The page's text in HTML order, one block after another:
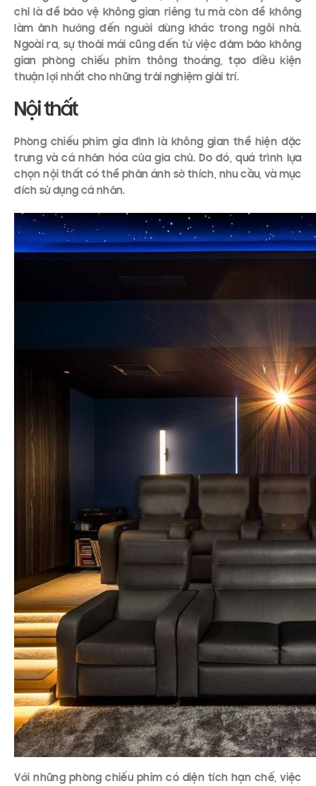
chỉ là để bảo vệ không gian riêng tư mà còn để không
làm ảnh hưởng đến người dùng khác trong ngôi nhà.
Ngoài ra, sự thoải mái cũng đến từ việc đảm bảo không
gian phòng chiếu phim thông thoáng, tạo điều kiện
thuận lợi nhất cho những trải nghiệm giải trí.
Nội thất
Phòng chiếu phim gia đình là không gian thể hiện đặc
trưng và cá nhân hóa của gia chủ. Do đó, quá trình lựa
chọn nội thất có thể phản ánh sở thích, nhu cầu, và mục
đích sử dụng cá nhân.
Với những phòng chiếu phim có diện tích hạn chế, việc